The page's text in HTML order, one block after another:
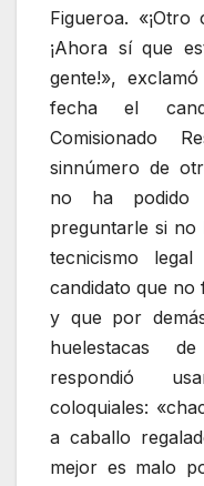
Figueroa.
¡Ahora sí que
gente!»,
fecha el
Comisionado
sinnúmero de
no ha podido
preguntarle si no
tecnicismo
candidato que
y que por
huelestacas
respondió
coloquiales:
a caballo
mejor es malo